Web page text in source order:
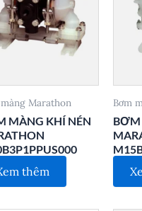
màng Marathon
MÀNG KHÍ NÉN
thêm
Bơm
BƠM